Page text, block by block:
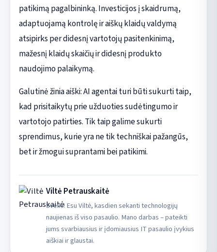
patikimą pagalbininką. Investicijos į skaidrumą,
adaptuojamą kontrolę ir aiškų klaidų valdymą
atsipirks per didesnį vartotojų pasitenkinimą,
mažesnį klaidų skaičių ir didesnį produkto
naudojimo palaikymą.
Galutinė žinia aiški: AI agentai turi būti sukurti taip,
kad prisitaikytų prie užduoties sudėtingumo ir
vartotojo patirties. Tik taip galime sukurti
sprendimus, kurie yra ne tik techniškai pažangūs,
bet ir žmogui suprantami bei patikimi.
Viltė Petrauskaitė
Sveiki! Esu Viltė, kasdien sekanti technologijų
naujienas iš viso pasaulio. Mano darbas – pateikti
jums svarbiausius ir įdomiausius IT pasaulio įvykius
aiškiai ir glaustai.